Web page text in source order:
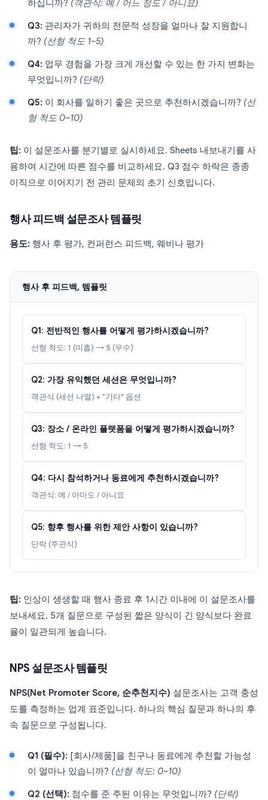
하십니까? (객관식: 예 / 어느 정도 / 아니요)
Q3: 관리자가 귀하의 전문적 성장을 얼마나 잘 지원합니
까? (선형 척도 1~5)
Q4: 업무 경험을 가장 크게 개선할 수 있는 한 가지 변화는
무엇입니까? (단락)
Q5: 이 회사를 일하기 좋은 곳으로 추천하시겠습니까? (선
형 척도 0~10)
팁: 이 설문조사를 분기별로 실시하세요. Sheets 내보내기를 사
용하여 시간에 따른 점수를 비교하세요. Q3 점수 하락은 종종
이직으로 이어지기 전 관리 문제의 초기 신호입니다.
행사 피드백 설문조사 템플릿
용도: 행사 후 평가, 컨퍼런스 피드백, 웨비나 평가
행사 후 피드백, 템플릿
Q1: 전반적인 행사를 어떻게 평가하시겠습니까?
선형 척도: 1 (미흡) → 5 (우수)
Q2: 가장 유익했던 세션은 무엇입니까?
객관식 (세션 나열) + "기타" 옵션
Q3: 장소 / 온라인 플랫폼을 어떻게 평가하시겠습니까?
선형 척도: 1 → 5
Q4: 다시 참석하거나 동료에게 추천하시겠습니까?
객관식: 예 / 아마도 / 아니요
Q5: 향후 행사를 위한 제안 사항이 있습니까?
단락 (주관식)
팁: 인상이 생생할 때 행사 종료 후 1시간 이내에 이 설문조사를
보내세요. 5개 질문으로 구성된 짧은 양식이 긴 양식보다 완료
율이 일관되게 높습니다.
NPS 설문조사 템플릿
NPS(Net Promoter Score, 순추천지수) 설문조사는 고객 충성
도를 측정하는 업계 표준입니다. 하나의 핵심 질문과 하나의 후
속 질문으로 구성됩니다.
Q1 (필수): [회사/제품]을 친구나 동료에게 추천할 가능성
이 얼마나 있습니까? (선형 척도: 0~10)
Q2 (선택): 점수를 준 주된 이유는 무엇입니까? (단락)